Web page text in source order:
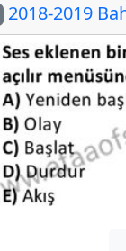
2018-2019